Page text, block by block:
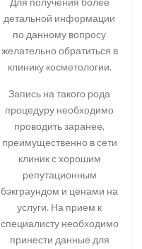
детальной информации
по данному вопросу
желательно обратиться в
клинику косметологии.
Запись на такого рода
процедуру необходимо
проводить заранее,
преимущественно в сети
клиник с хорошим
репутационным
бэкграундом и ценами на
услуги. На прием к
специалисту необходимо
принести данные для